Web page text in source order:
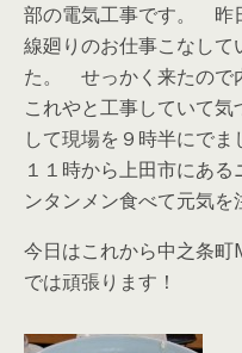
部の電気工事です。 昨
線廻りのお仕事こなして
た。 せっかく来たので
これやと工事していて
して現場を９時半にで
１１時から上田市にあ
ンタンメン食べて元気
今日はこれから中之条
では頑張ります！